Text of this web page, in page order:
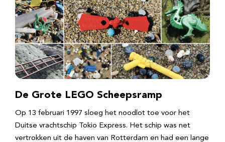
De Grote LEGO Scheepsramp
Op 13 februari 1997 sloeg het noodlot toe voor het
Duitse vrachtschip Tokio Express. Het schip was net
vertrokken uit de haven van Rotterdam en had een lange